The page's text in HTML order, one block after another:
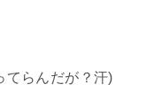
らんだが？汗)